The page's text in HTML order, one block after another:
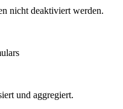
nicht deaktiviert werden.
und aggregiert.